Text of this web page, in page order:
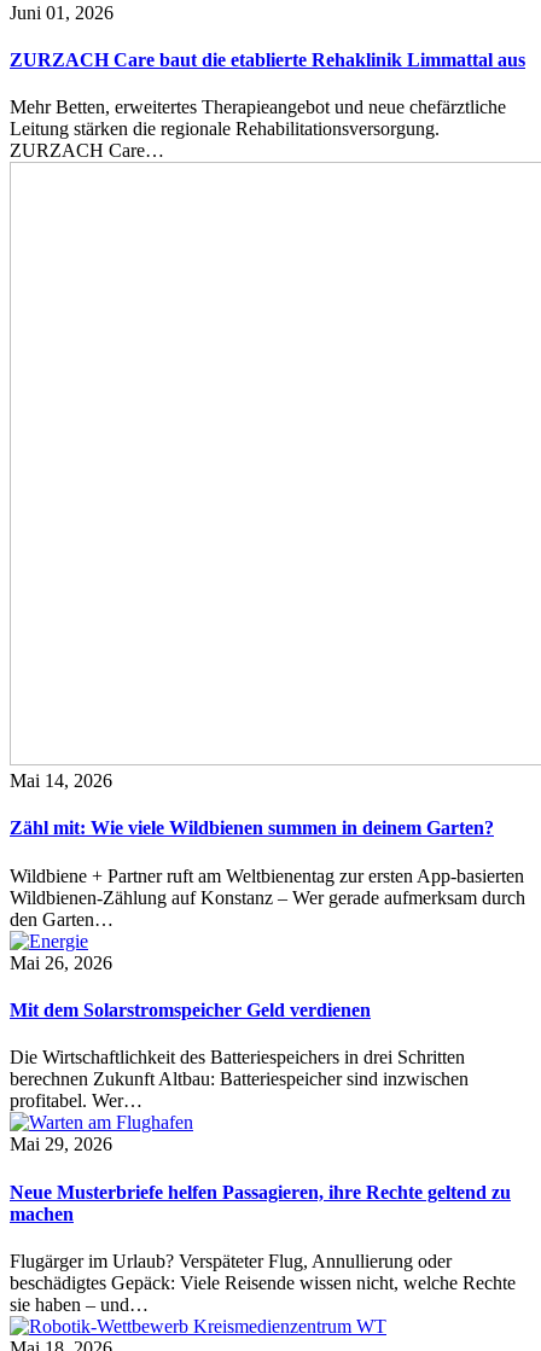
Juni 01, 2026
ZURZACH Care baut die etablierte Rehaklinik Limmattal aus
Mehr Betten, erweitertes Therapieangebot und neue chefärztliche
Leitung stärken die regionale Rehabilitationsversorgung.
ZURZACH Care…
Mai 14, 2026
Zähl mit: Wie viele Wildbienen summen in deinem Garten?
Wildbiene + Partner ruft am Weltbienentag zur ersten App-basierten
Wildbienen-Zählung auf Konstanz – Wer gerade aufmerksam durch
den Garten…
Mai 26, 2026
Mit dem Solarstromspeicher Geld verdienen
Die Wirtschaftlichkeit des Batteriespeichers in drei Schritten
berechnen Zukunft Altbau: Batteriespeicher sind inzwischen
profitabel. Wer…
Mai 29, 2026
Neue Musterbriefe helfen Passagieren, ihre Rechte geltend zu
machen
Flugärger im Urlaub? Verspäteter Flug, Annullierung oder
beschädigtes Gepäck: Viele Reisende wissen nicht, welche Rechte
sie haben – und…